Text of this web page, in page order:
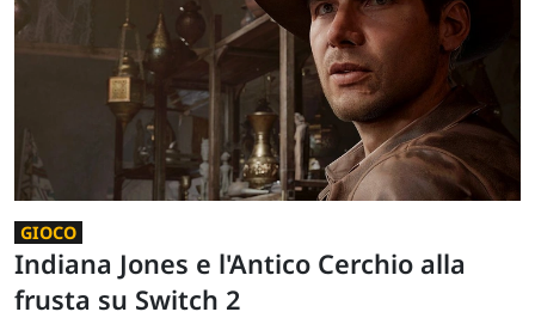
GIOCO
Indiana Jones e l'Antico Cerchio alla
frusta su Switch 2